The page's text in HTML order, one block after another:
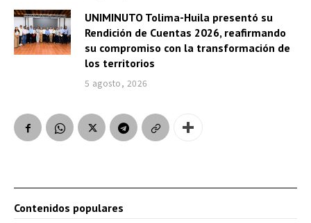
UNIMINUTO Tolima-Huila presentó su
Rendición de Cuentas 2026, reafirmando
su compromiso con la transformación de
los territorios
5 agosto, 2026
Contenidos populares